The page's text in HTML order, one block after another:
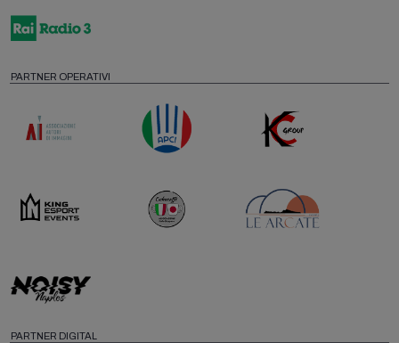
PARTNER OPERATIVI
PARTNER DIGITAL